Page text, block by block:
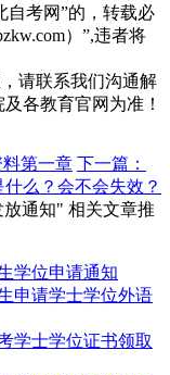
自考网”的，转载必
）”,违者将
请联系我们沟通解
各教育官网为准！
料第一章 下一篇：
么？会不会失效？
通知" 相关文章推
学位申请通知
申请学士学位外语
学士学位证书领取